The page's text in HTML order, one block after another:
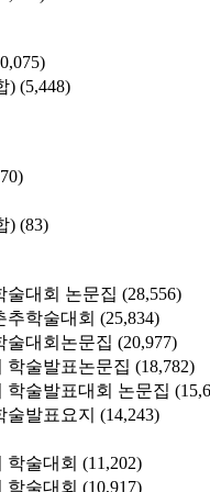
) (5,448)
) (83)
술대회 논문집 (28,556)
추학술대회 (25,834)
술대회논문집 (20,977)
학술발표논문집 (18,782)
학술발표대회 논문집
발표요지 (14,243)
학술대회 (11,202)
학술대회 (10,917)